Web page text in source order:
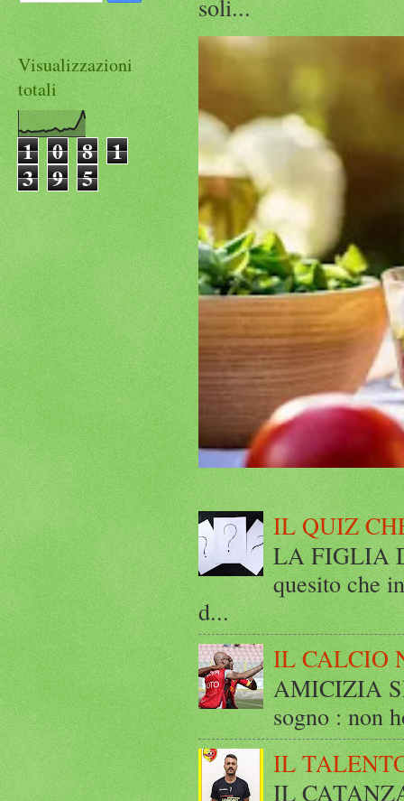
soli...
IL QUIZ
LA FIGLIA
quesito che
d...
IL CALCIO
AMICIZIA
sogno : non
IL
IL
Visualizzazioni
totali
1 0 8 1
3 9 5